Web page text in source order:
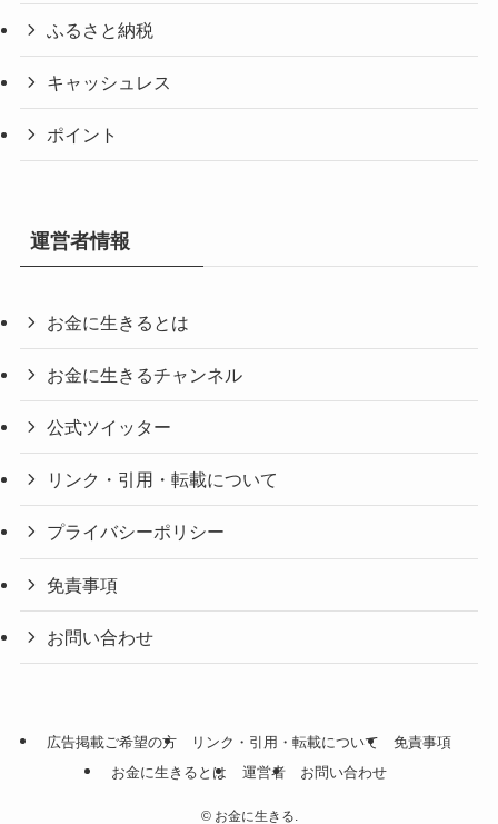
ふるさと納税
キャッシュレス
ポイント
運営者情報
お金に生きるとは
お金に生きるチャンネル
公式ツイッター
リンク・引用・転載について
プライバシーポリシー
免責事項
お問い合わせ
広告掲載ご希望の方 リンク・引用・転載について
免責事項
お金に生きるとは
運営者 お問い合わせ
©お金に生きる.